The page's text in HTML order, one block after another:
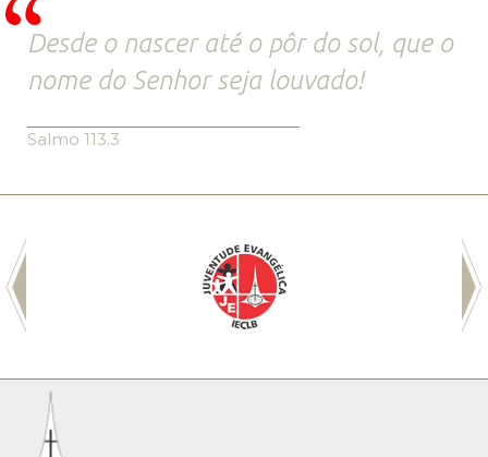
Desde o nascer até o pôr do sol, que o
nome do Senhor seja louvado!
Salmo 113.3